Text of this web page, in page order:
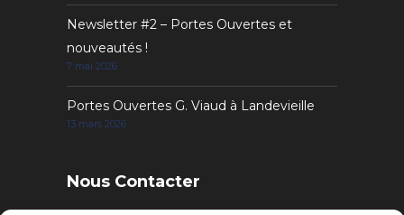
Newsletter #2 – Portes Ouvertes et
nouveautés !
7 mai 2026
Portes Ouvertes G. Viaud à Landevieille
13 mars 2026
Nous Contacter